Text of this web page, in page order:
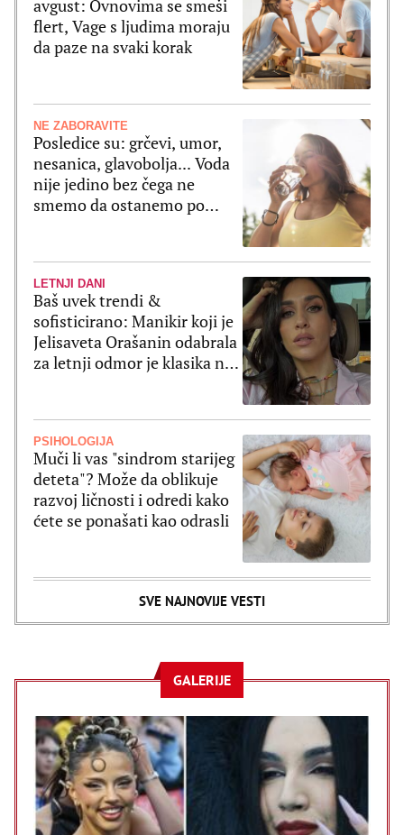
avgust: Ovnovima se smeši
flert, Vage s ljudima moraju
da paze na svaki korak
NE ZABORAVITE
Posledice su: grčevi, umor,
nesanica, glavobolja... Voda
nije jedino bez čega ne
smemo da ostanemo po
LETNJI DANI
Baš uvek trendi &
sofisticirano: Manikir koji je
Jelisaveta Orašanin odabrala
za letnji odmor je klasika na
PSIHOLOGIJA
Muči li vas "sindrom starijeg
deteta"? Može da oblikuje
razvoj ličnosti i odredi kako
ćete se ponašati kao odrasli
SVE NAJNOVIJE VESTI
GALERIJE